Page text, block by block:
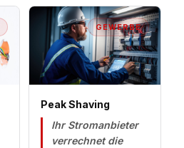
GEWERBE
Peak Shaving
Ihr Stromanbieter
verrechnet die